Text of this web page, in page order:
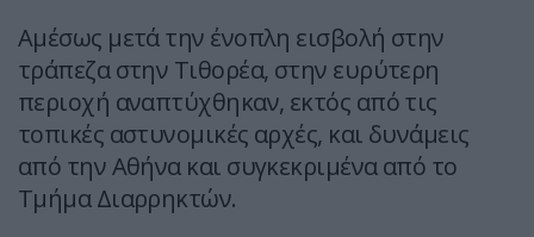
Αμέσως μετά την ένοπλη εισβολή στην
τράπεζα στην Τιθορέα, στην ευρύτερη
περιοχή αναπτύχθηκαν, εκτός από τις
τοπικές αστυνομικές αρχές, και δυνάμεις
από την Αθήνα και συγκεκριμένα από το
Τμήμα Διαρρηκτών.